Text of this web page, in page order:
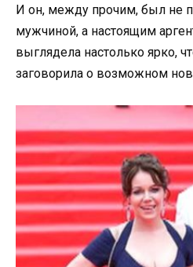
И он, между прочим, был не
мужчиной, а настоящим
выглядела настолько ярко,
заговорила о возможном